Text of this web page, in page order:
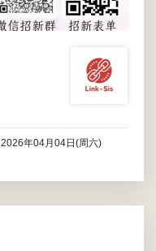
2026年04月04日(周六)